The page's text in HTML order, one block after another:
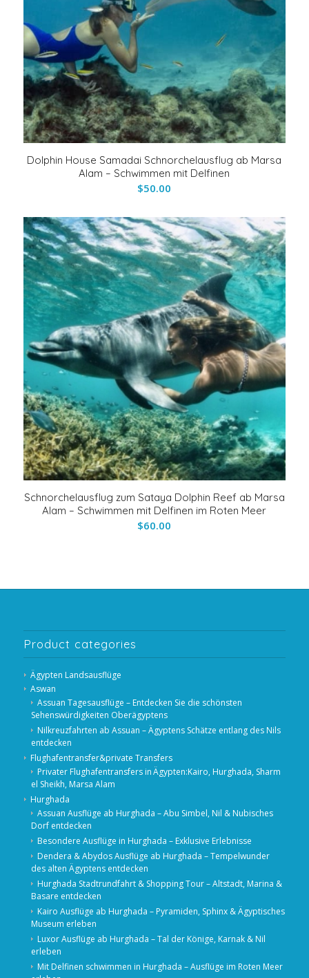
Dolphin House Samadai Schnorchelausflug ab Marsa
Alam – Schwimmen mit Delfinen
$50.00
Schnorchelausflug zum Sataya Dolphin Reef ab Marsa
Alam – Schwimmen mit Delfinen im Roten Meer
$60.00
Product categories
Ägypten Landsausflüge
Aswan
Assuan Tagesausflüge – Entdecken Sie die schönsten
Sehenswürdigkeiten Oberägyptens
Nilkreuzfahrten ab Assuan – Ägyptens Schätze entlang des Nils
entdecken
Flughafentransfer&private Transfers
Privater Flughafentransfers in Ägypten:Kairo, Hurghada, Sharm
el Sheikh, Marsa Alam
Hurghada
Assuan Ausflüge ab Hurghada – Abu Simbel, Nil & Nubisches
Dorf entdecken
Besondere Ausflüge in Hurghada – Exklusive Erlebnisse
Dendera & Abydos Ausflüge ab Hurghada – Tempelwunder
des alten Ägyptens entdecken
Hurghada Stadtrundfahrt & Shopping Tour – Altstadt, Marina &
Basare entdecken
Kairo Ausflüge ab Hurghada – Pyramiden, Sphinx & Ägyptisches
Museum erleben
Luxor Ausflüge ab Hurghada – Tal der Könige, Karnak & Nil
erleben
Mit Delfinen schwimmen in Hurghada – Ausflüge im Roten Meer